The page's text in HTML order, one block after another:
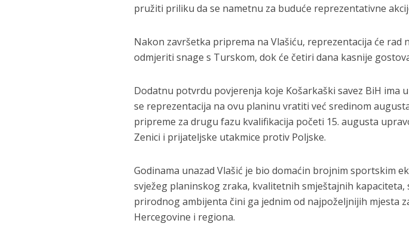
pružiti priliku da se nametnu za buduće reprezentativne
Nakon završetka priprema na Vlašiću, reprezentacija će rad
odmjeriti snage s Turskom, dok će četiri dana kasnije
Dodatnu potvrdu povjerenja koje Košarkaški savez BiH ima
se reprezentacija na ovu planinu vratiti već sredinom
pripreme za drugu fazu kvalifikacija početi 15. augusta
Zenici i prijateljske utakmice protiv Poljske.
Godinama unazad Vlašić je bio domaćin brojnim sportskim
svježeg planinskog zraka, kvalitetnih smještajnih
prirodnog ambijenta čini ga jednim od najpoželjnijih mjesta
Hercegovine i regiona.